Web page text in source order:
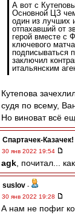
А вот с
Основной ЦЗ
один из лучших
отпахавший от
герой вместе с
ключевого
подписываться
заключил
итальянским
Кутепова
судя по всему,
Но виноват всё
Спартачек-Казачек!
30 янв 2022 19:54
agk , почитал...
suslov -
30 янв 2022 19:28
А нам не пофиг